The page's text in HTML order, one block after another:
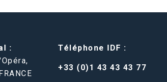
:
Téléphone IDF :
+33 (0)1 43 43 43 77